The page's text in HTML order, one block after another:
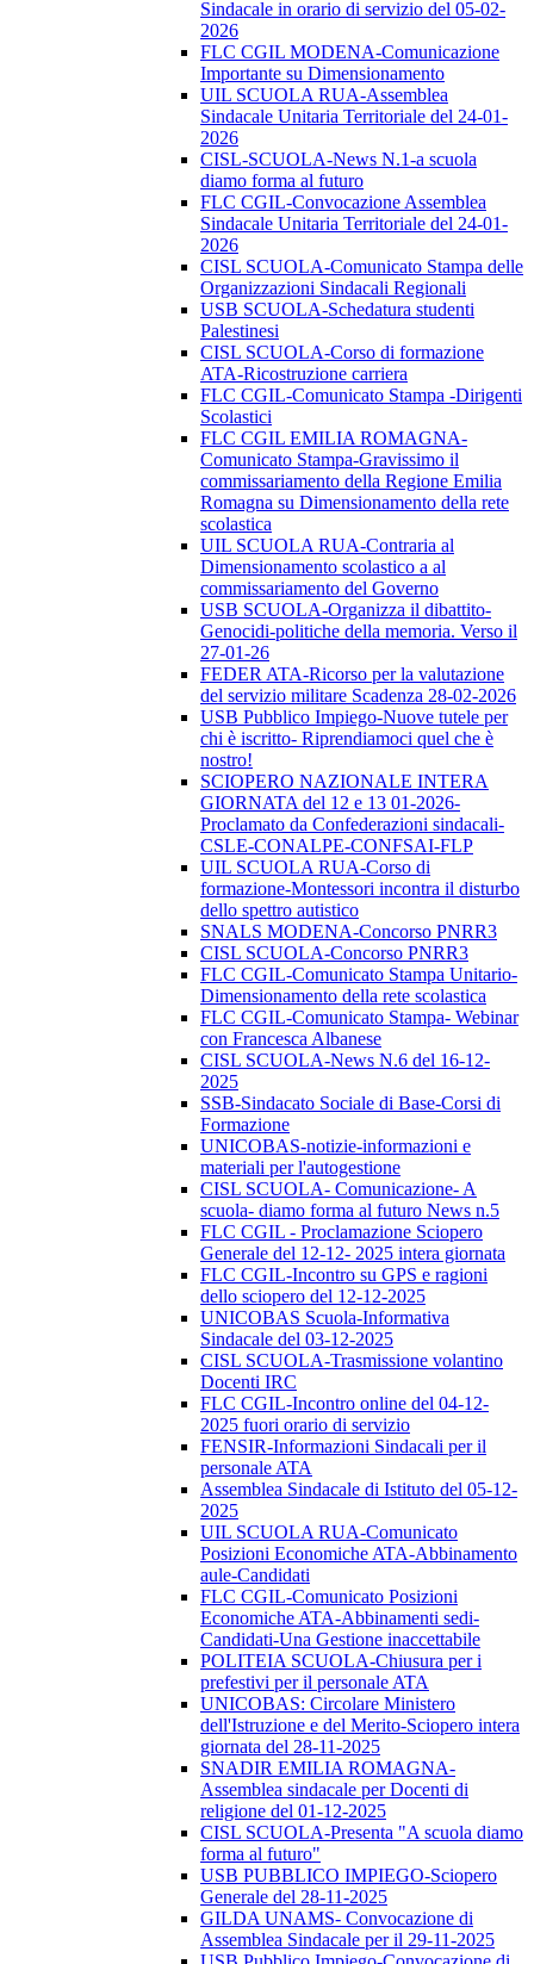
Sindacale in orario di servizio del 05-02-
2026
FLC CGIL MODENA-Comunicazione
Importante su Dimensionamento
UIL SCUOLA RUA-Assemblea
Sindacale Unitaria Territoriale del 24-01-
2026
CISL-SCUOLA-News N.1-a scuola
diamo forma al futuro
FLC CGIL-Convocazione Assemblea
Sindacale Unitaria Territoriale del 24-01-
2026
CISL SCUOLA-Comunicato Stampa delle
Organizzazioni Sindacali Regionali
USB SCUOLA-Schedatura studenti
Palestinesi
CISL SCUOLA-Corso di formazione
ATA-Ricostruzione carriera
FLC CGIL-Comunicato Stampa -Dirigenti
Scolastici
FLC CGIL EMILIA ROMAGNA-
Comunicato Stampa-Gravissimo il
commissariamento della Regione Emilia
Romagna su Dimensionamento della rete
scolastica
UIL SCUOLA RUA-Contraria al
Dimensionamento scolastico a al
commissariamento del Governo
USB SCUOLA-Organizza il dibattito-
Genocidi-politiche della memoria. Verso il
27-01-26
FEDER ATA-Ricorso per la valutazione
del servizio militare Scadenza 28-02-2026
USB Pubblico Impiego-Nuove tutele per
chi è iscritto- Riprendiamoci quel che è
nostro!
SCIOPERO NAZIONALE INTERA
GIORNATA del 12 e 13 01-2026-
Proclamato da Confederazioni sindacali-
CSLE-CONALPE-CONFSAI-FLP
UIL SCUOLA RUA-Corso di
formazione-Montessori incontra il disturbo
dello spettro autistico
SNALS MODENA-Concorso PNRR3
CISL SCUOLA-Concorso PNRR3
FLC CGIL-Comunicato Stampa Unitario-
Dimensionamento della rete scolastica
FLC CGIL-Comunicato Stampa- Webinar
con Francesca Albanese
CISL SCUOLA-News N.6 del 16-12-
2025
SSB-Sindacato Sociale di Base-Corsi di
Formazione
UNICOBAS-notizie-informazioni e
materiali per l'autogestione
CISL SCUOLA- Comunicazione- A
scuola- diamo forma al futuro News n.5
FLC CGIL - Proclamazione Sciopero
Generale del 12-12- 2025 intera giornata
FLC CGIL-Incontro su GPS e ragioni
dello sciopero del 12-12-2025
UNICOBAS Scuola-Informativa
Sindacale del 03-12-2025
CISL SCUOLA-Trasmissione volantino
Docenti IRC
FLC CGIL-Incontro online del 04-12-
2025 fuori orario di servizio
FENSIR-Informazioni Sindacali per il
personale ATA
Assemblea Sindacale di Istituto del 05-12-
2025
UIL SCUOLA RUA-Comunicato
Posizioni Economiche ATA-Abbinamento
aule-Candidati
FLC CGIL-Comunicato Posizioni
Economiche ATA-Abbinamenti sedi-
Candidati-Una Gestione inaccettabile
POLITEIA SCUOLA-Chiusura per i
prefestivi per il personale ATA
UNICOBAS: Circolare Ministero
dell'Istruzione e del Merito-Sciopero intera
giornata del 28-11-2025
SNADIR EMILIA ROMAGNA-
Assemblea sindacale per Docenti di
religione del 01-12-2025
CISL SCUOLA-Presenta "A scuola diamo
forma al futuro"
USB PUBBLICO IMPIEGO-Sciopero
Generale del 28-11-2025
GILDA UNAMS- Convocazione di
Assemblea Sindacale per il 29-11-2025